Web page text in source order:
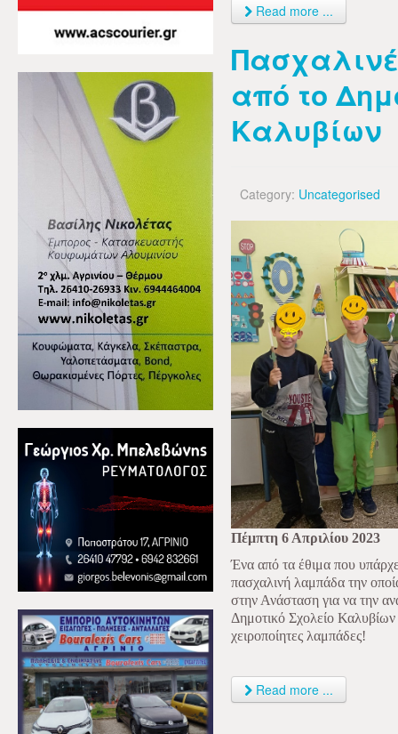
Read more ...
από το
Καλυβίων
Category: Uncategorised
Πέμπτη 6 Απριλίου 2023
Ένα από τα έθιμα που
πασχαλινή λαμπάδα την
στην Ανάσταση για να την
Δημοτικό Σχολείο Καλυβίων
χειροποίητες λαμπάδες!
Read more ...